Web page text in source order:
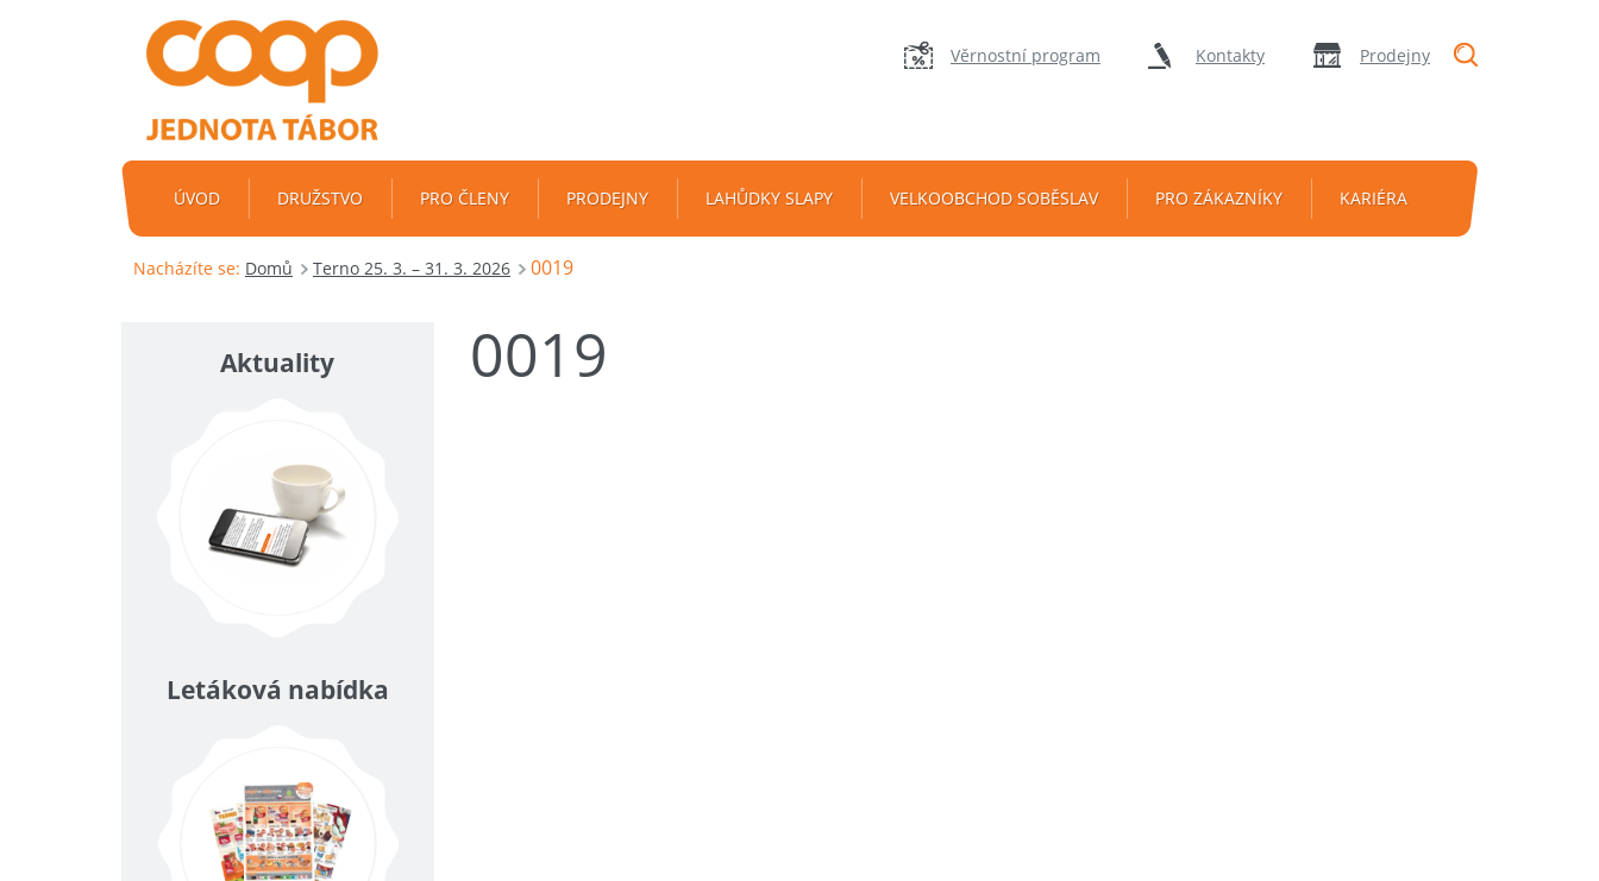
Věrnostní program Kontakty Prodejny
ÚVOD DRUŽSTVO PRO ČLENY PRODEJNY LAHŮDKY SLAPY VELKOOBCHOD SOBĚSLAV PRO ZÁKAZNÍKY KARIÉRA
Nacházíte se: Domů Terno 25. 3. – 31. 3. 2026 0019
0019
Aktuality
Letáková nabídka